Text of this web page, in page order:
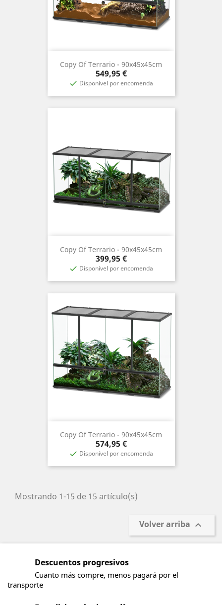
Copy Of Terrario - 90x45x45cm
Precio
549,95 €
 Disponível por encomenda
Copy Of Terrario - 90x45x45cm
Precio
399,95 €
 Disponível por encomenda
Copy Of Terrario - 90x45x45cm
Precio
574,95 €
 Disponível por encomenda
Mostrando 1-15 de 15 artículo(s)
Volver arriba 
Descuentos progresivos
Cuanto más compre, menos pagará por el
transporte